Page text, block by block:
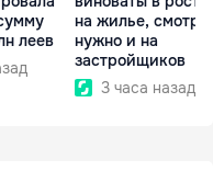
леев
на жилье,
нужно и на
застройщиков
3 часа назад